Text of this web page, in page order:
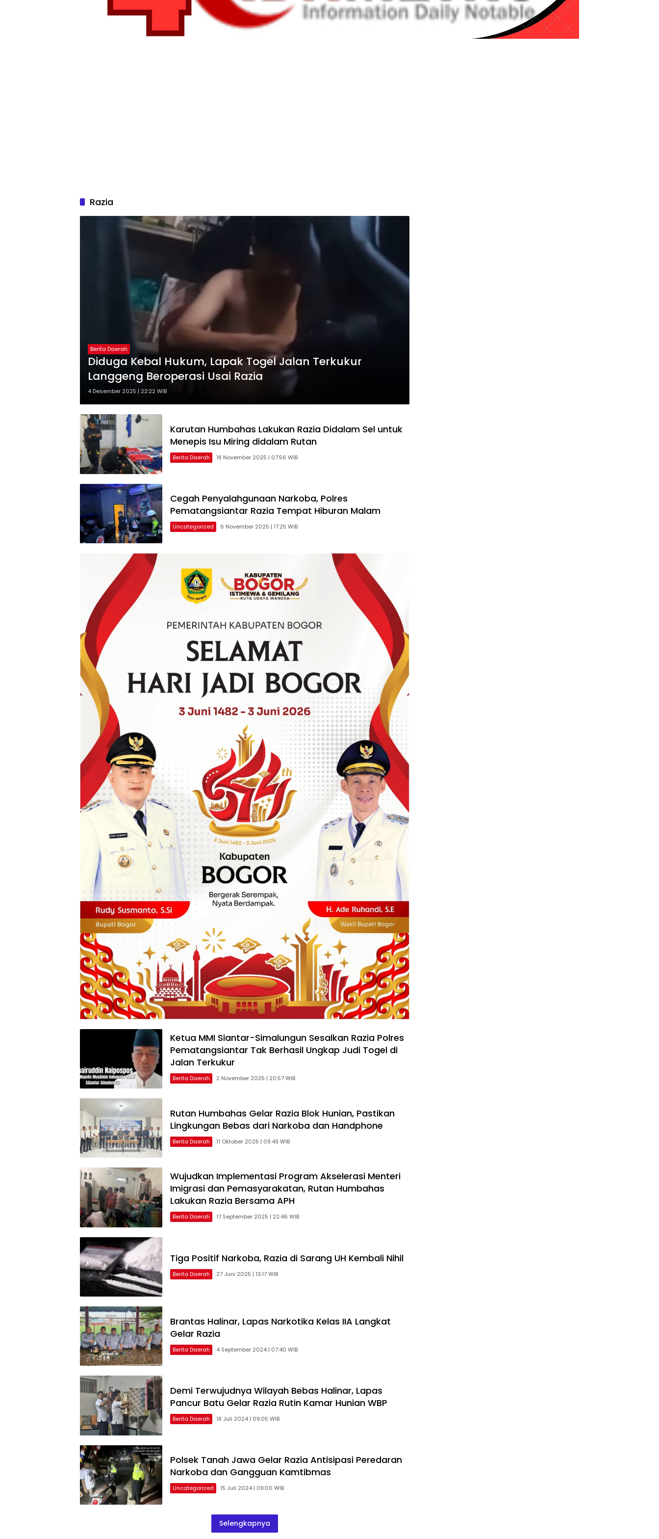
Razia
Berita Daerah
Diduga Kebal Hukum, Lapak Togel Jalan Terkukur
Langgeng Beroperasi Usai Razia
4 Desember 2025 | 22:22 WIB
Karutan Humbahas Lakukan Razia Didalam Sel untuk
Menepis Isu Miring didalam Rutan
Berita Daerah 18 November 2025 | 07:56 WIB
Cegah Penyalahgunaan Narkoba, Polres
Pematangsiantar Razia Tempat Hiburan Malam
Uncategorized 6 November 2025 | 17:25 WIB
Ketua MMI Siantar-Simalungun Sesalkan Razia Polres
Pematangsiantar Tak Berhasil Ungkap Judi Togel di
Jalan Terkukur
Berita Daerah 2 November 2025 | 20:57 WIB
Rutan Humbahas Gelar Razia Blok Hunian, Pastikan
Lingkungan Bebas dari Narkoba dan Handphone
Berita Daerah 11 Oktober 2025 | 09:49 WIB
Wujudkan Implementasi Program Akselerasi Menteri
Imigrasi dan Pemasyarakatan, Rutan Humbahas
Lakukan Razia Bersama APH
Berita Daerah 17 September 2025 | 22:46 WIB
Tiga Positif Narkoba, Razia di Sarang UH Kembali Nihil
Berita Daerah 27 Juni 2025 | 13:17 WIB
Brantas Halinar, Lapas Narkotika Kelas IIA Langkat
Gelar Razia
Berita Daerah 4 September 2024 | 07:40 WIB
Demi Terwujudnya Wilayah Bebas Halinar, Lapas
Pancur Batu Gelar Razia Rutin Kamar Hunian WBP
Berita Daerah 18 Juli 2024 | 09:05 WIB
Polsek Tanah Jawa Gelar Razia Antisipasi Peredaran
Narkoba dan Gangguan Kamtibmas
Uncategorized 15 Juli 2024 | 09:00 WIB
Selengkapnya